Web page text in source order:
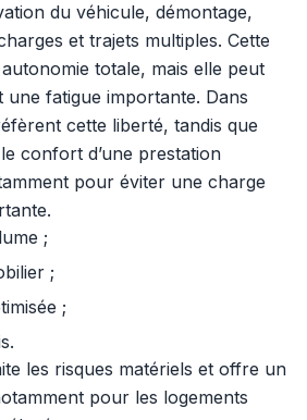
du véhicule, démontage,
et trajets multiples. Cette
totale, mais elle peut
une fatigue importante. Dans
cette liberté, tandis que
confort d’une prestation
pour éviter une charge
;
;
;
les risques matériels et offre un
pour les logements